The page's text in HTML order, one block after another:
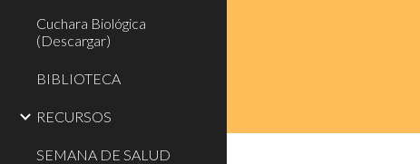
Cuchara Biológica
(Descargar)
BIBLIOTECA
RECURSOS
SEMANA DE SALUD